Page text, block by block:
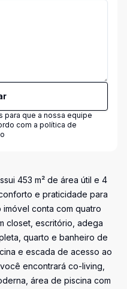
para que a nossa equipe
com a política de
453 m² de área útil e 4
e praticidade para
imóvel conta com quatro
closet, escritório, adega
quarto e banheiro de
e escada de acesso ao
encontrará co-living,
área de piscina com